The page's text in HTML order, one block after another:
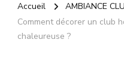
Accueil
AMBIANCE
Comment décorer un club
chaleureuse ?